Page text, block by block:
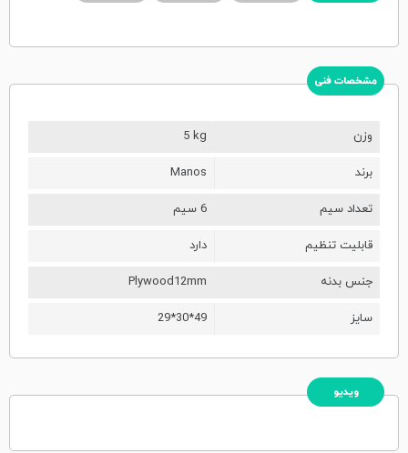
مشخصات فنی
وزن 5 kg
برند Manos
تعداد سیم 6 سیم
قابلیت تنظیم دارد
جنس بدنه Plywood12mm
سایز 29*30*49
ویدیو